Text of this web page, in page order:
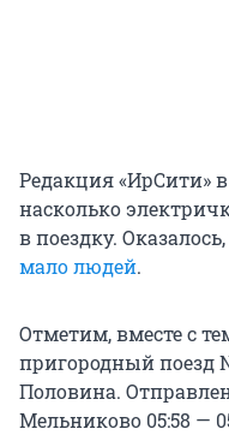
Редакция «ИрСити»
насколько
в поездку.
мало людей.
Отметим, вместе с
пригородный поезд
Половина.
Мельниково 05:58 —